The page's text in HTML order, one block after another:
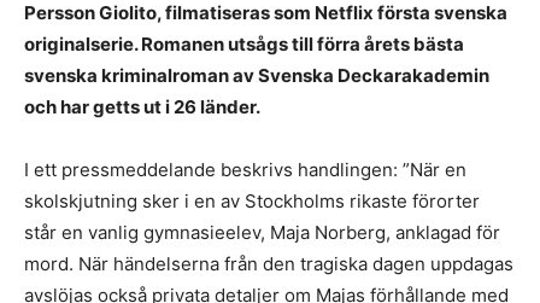
Persson Giolito, filmatiseras som Netflix första svenska
originalserie. Romanen utsågs till förra årets bästa
svenska kriminalroman av Svenska Deckarakademin
och har getts ut i 26 länder.
I ett pressmeddelande beskrivs handlingen: ”När en
skolskjutning sker i en av Stockholms rikaste förorter
står en vanlig gymnasieelev, Maja Norberg, anklagad för
mord. När händelserna från den tragiska dagen uppdagas
avslöjas också privata detaljer om Majas förhållande med